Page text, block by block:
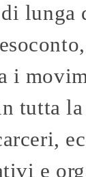
lunga
i
tutta
e